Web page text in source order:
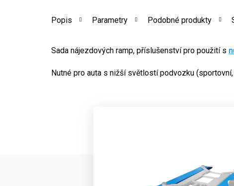
Popis Parametry Podobné produkty
Sada nájezdových ramp, příslušenství pro použití s
Nutné pro auta s nižší světlostí podvozku